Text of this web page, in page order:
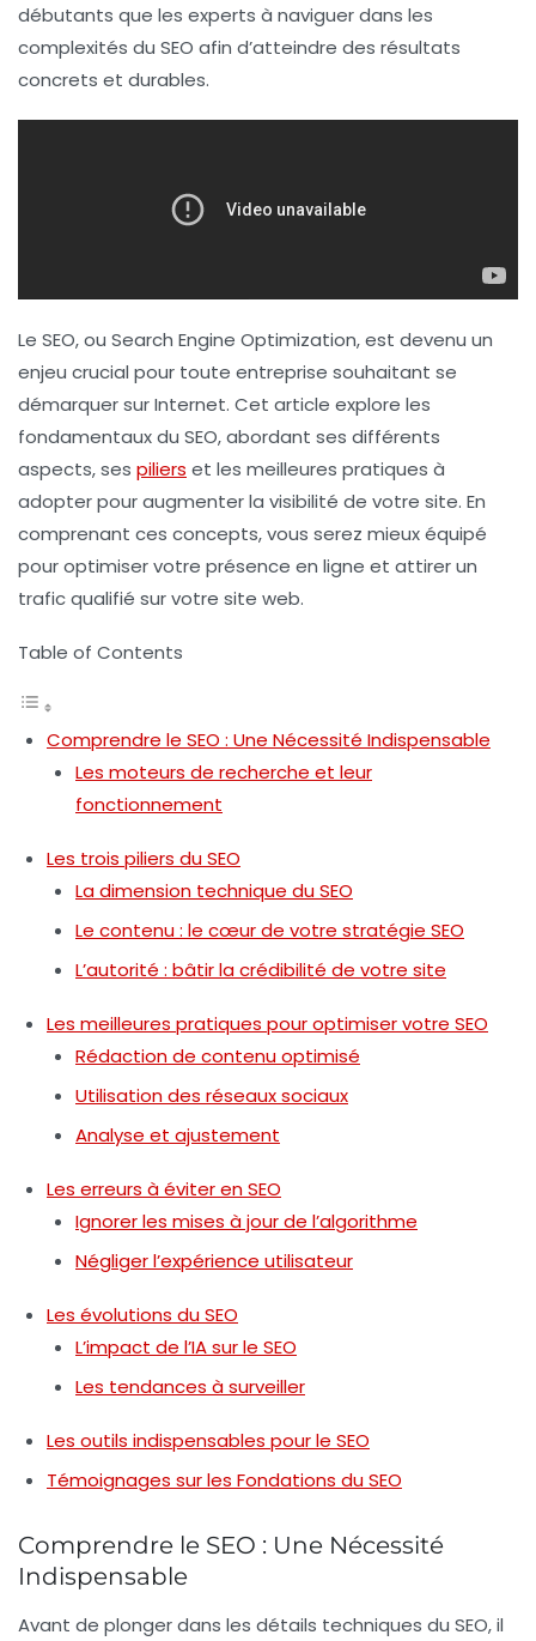
débutants que les experts à naviguer dans les
complexités du SEO afin d’atteindre des résultats
concrets et durables.
Le SEO, ou Search Engine Optimization, est devenu un
enjeu crucial pour toute entreprise souhaitant se
démarquer sur Internet. Cet article explore les
fondamentaux du SEO, abordant ses différents
aspects, ses piliers et les meilleures pratiques à
adopter pour augmenter la visibilité de votre site. En
comprenant ces concepts, vous serez mieux équipé
pour optimiser votre présence en ligne et attirer un
trafic qualifié sur votre site web.
Table of Contents
Comprendre le SEO : Une Nécessité Indispensable
Les moteurs de recherche et leur
fonctionnement
Les trois piliers du SEO
La dimension technique du SEO
Le contenu : le cœur de votre stratégie SEO
L’autorité : bâtir la crédibilité de votre site
Les meilleures pratiques pour optimiser votre SEO
Rédaction de contenu optimisé
Utilisation des réseaux sociaux
Analyse et ajustement
Les erreurs à éviter en SEO
Ignorer les mises à jour de l’algorithme
Négliger l’expérience utilisateur
Les évolutions du SEO
L’impact de l’IA sur le SEO
Les tendances à surveiller
Les outils indispensables pour le SEO
Témoignages sur les Fondations du SEO
Comprendre le SEO : Une Nécessité
Indispensable
Avant de plonger dans les détails techniques du SEO, il